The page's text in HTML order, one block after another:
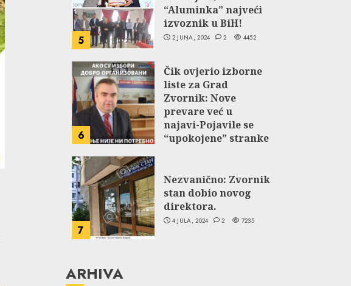
5
“Aluminka” najveći
izvoznik u BiH!
2 JUNA, 2024 2 4452
6
Čik ovjerio izborne
liste za Grad
Zvornik: Nove
prevare već u
najavi-Pojavile se
“upokojene” stranke
27 JUNA, 2024 2 5056
7
Nezvanično: Zvornik
stan dobio novog
direktora.
4 JULA, 2024 2 7235
ARHIVA